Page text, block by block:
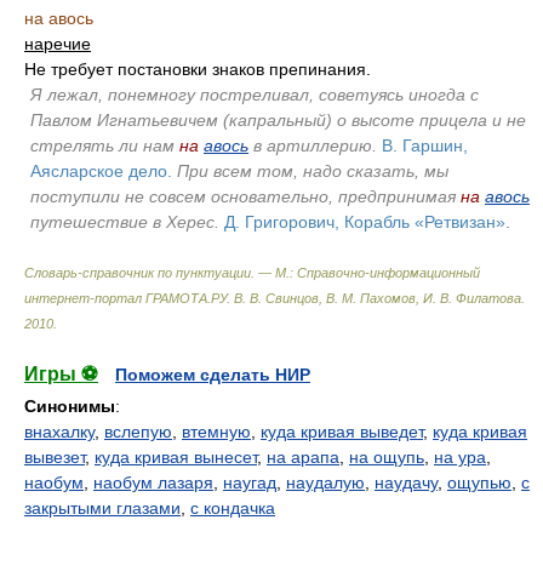
на авось
наречие
Не требует постановки знаков препинания.
Я лежал, понемногу постреливал, советуясь иногда с
Павлом Игнатьевичем (капральный) о высоте прицела и не
стрелять ли нам на авось в артиллерию.
В. Гаршин,
Аясларское дело. При всем том, надо сказать, мы
поступили не совсем основательно, предпринимая на авось
путешествие в Херес. Д. Григорович, Корабль «Ретвизан».
Словарь-справочник по пунктуации. — М.: Справочно-информационный
интернет-портал ГРАМОТА.РУ. В. В. Свинцов, В. М. Пахомов, И. В. Филатова
2010
Игры ⚽
Поможем сделать НИР
Синонимы:
внахалку, вслепую втемную куда кривая выведет, куда кривая
вывезет, куда кривая вынесет, на арапа на ощупь на ура
наобум
наобум лазаря наугад наудалую наудачу, ощупью с
закрытыми глазами с кондачка